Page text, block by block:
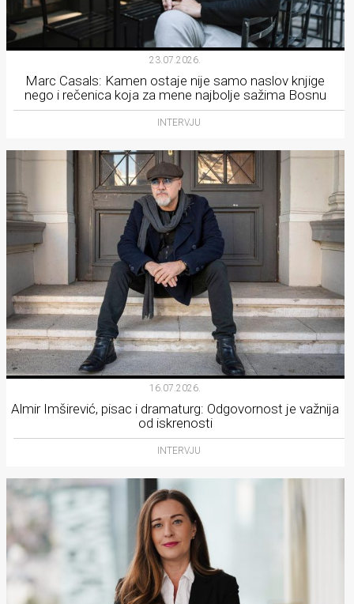
23.07.2026.
Marc Casals: Kamen ostaje nije samo naslov knjige
nego i rečenica koja za mene najbolje sažima Bosnu
INTERVJU
16.07.2026.
Almir Imširević, pisac i dramaturg: Odgovornost je važnija
od iskrenosti
INTERVJU